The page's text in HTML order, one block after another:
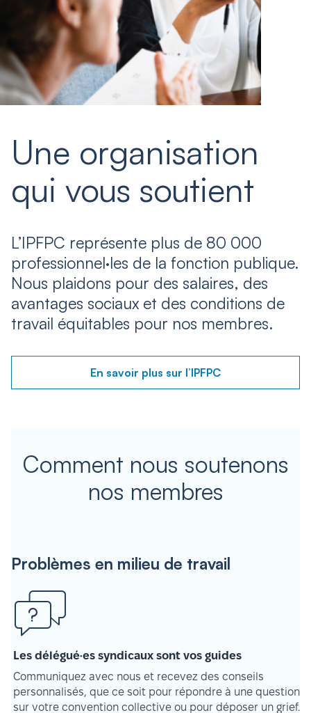
Une organisation
qui vous soutient
L’IPFPC représente plus de 80 000
professionnel·les de la fonction publique.
Nous plaidons pour des salaires, des
avantages sociaux et des conditions de
travail équitables pour nos membres.
En savoir plus sur l’IPFPC
Comment nous soutenons
nos membres
Problèmes en milieu de travail
Les délégué·es syndicaux sont vos guides
Communiquez avec nous et recevez des conseils
personnalisés, que ce soit pour répondre à une question
sur votre convention collective ou pour déposer un grief.